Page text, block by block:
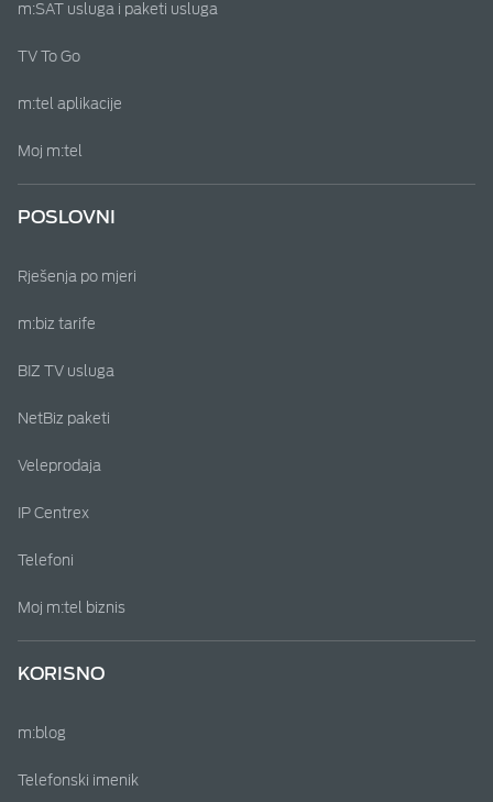
m:SAT usluga i paketi usluga
TV To Go
m:tel aplikacije
Moj m:tel
POSLOVNI
Rješenja po mjeri
m:biz tarife
BIZ TV usluga
NetBiz paketi
Veleprodaja
IP Centrex
Telefoni
Moj m:tel biznis
KORISNO
m:blog
Telefonski imenik